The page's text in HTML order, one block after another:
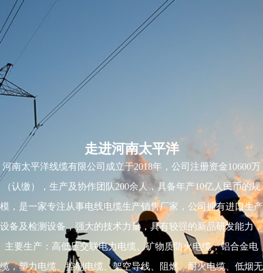
走进河南太平洋
河南太平洋线缆有限公司成立于2018年，公司注册资金10600万
（认缴），生产及协作团队200余人，具备年产10亿人民币的规
模，是一家专注从事电线电缆生产销售厂家，公司拥有进口生产
设备及检测设备，强大的技术力量，具有较强的新品研发能力，
主要生产：高低压交联电力电缆、矿物质防火电缆，铝合金电
缆，塑力电缆、控制电缆、架空导线、阻燃、耐火电缆、低烟无